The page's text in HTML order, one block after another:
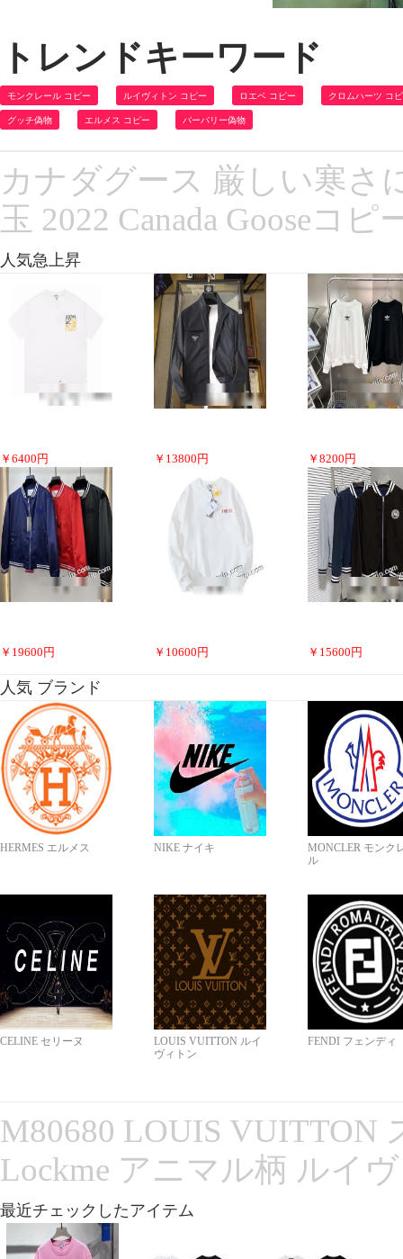
トレンドキーワード
モンクレール コピー ルイヴィトン コピー ロエベ コピー クロムハーツ コ
グッチ偽物 エルメス コピー バーバリー偽物
カナダグース 厳しい寒さ
玉 2022 Canada Gooseコピ
人気急上昇
￥ 6400 円 ￥ 13800 円 ￥ 8200 円
￥ 19600 円 ￥ 10600 円 ￥ 15600 円
人気 ブランド
HERMES エルメス NIKE ナイキ
MONCLER モンク
ル
CELINE セリーヌ
LOUIS VUITTON ルイ
ヴィトン
FENDI フェンディ
M80680 LOUIS VUITTON
Lockme アニマル柄 ルイ
最近チェックしたアイテム